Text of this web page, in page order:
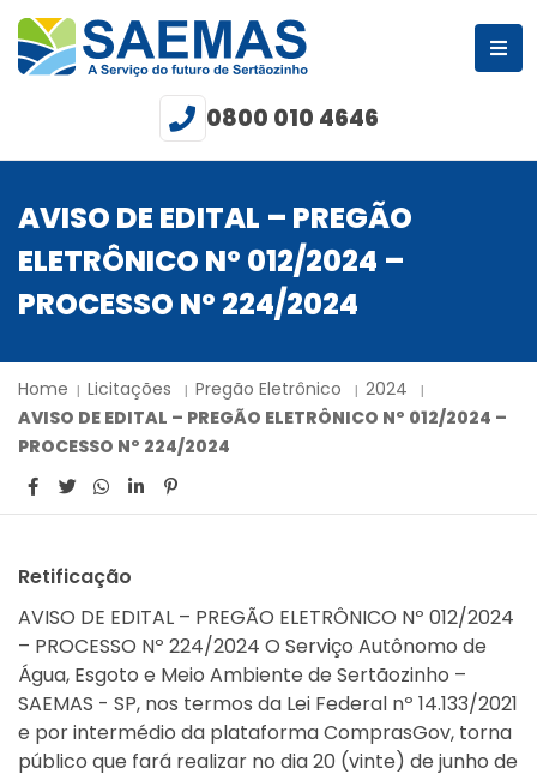
0800 010 4646
AVISO DE EDITAL – PREGÃO
ELETRÔNICO Nº 012/2024 –
PROCESSO Nº 224/2024
Home Licitações Pregão Eletrônico
2024
AVISO DE EDITAL – PREGÃO ELETRÔNICO Nº 012/2024 –
PROCESSO Nº 224/2024
Retificação
AVISO DE EDITAL – PREGÃO ELETRÔNICO Nº 012/2024
– PROCESSO Nº 224/2024 O Serviço Autônomo de
Água, Esgoto e Meio Ambiente de Sertãozinho –
SAEMAS - SP, nos termos da Lei Federal nº 14.133/2021
e por intermédio da plataforma ComprasGov, torna
público que fará realizar no dia 20 (vinte) de junho de